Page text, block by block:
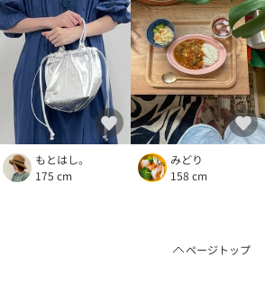
もとはし。
175 cm
みどり
158 cm
ページトップ